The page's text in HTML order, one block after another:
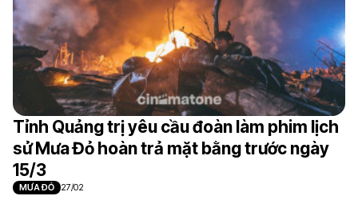
Tỉnh Quảng trị yêu cầu đoàn làm phim lịch
sử Mưa Đỏ hoàn trả mặt bằng trước ngày
15/3
MƯA ĐỎ 27/02